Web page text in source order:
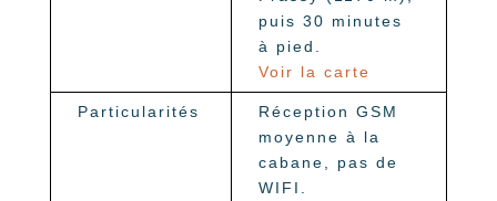
puis 30 minutes
à pied.
Voir la carte
Particularités
Réception GSM
moyenne à la
cabane, pas de
WIFI.